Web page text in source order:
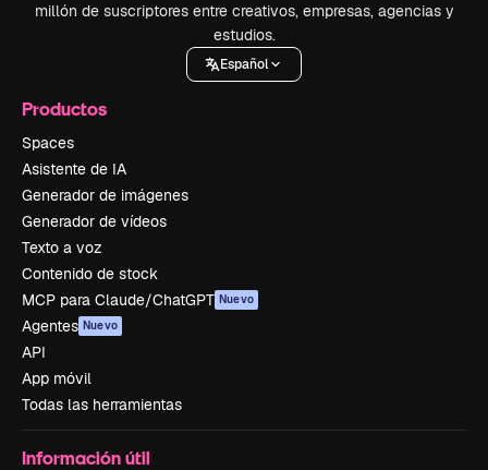
millón de suscriptores entre creativos, empresas, agencias y
estudios.
Español
Productos
Spaces
Asistente de IA
Generador de imágenes
Generador de vídeos
Texto a voz
Contenido de stock
MCP para Claude/ChatGPT Nuevo
Agentes Nuevo
API
App móvil
Todas las herramientas
Información útil